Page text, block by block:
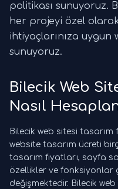
politikası sunuyoruz.
her projeyi özel
ihtiyaçlarınıza uygun
sunuyoruz.
Bilecik Web
Nasıl
Bilecik web sitesi tasarım
website tasarım ücreti
tasarım fiyatları, sayfa
özellikler ve fonksiyonlar
değişmektedir. Bilecik